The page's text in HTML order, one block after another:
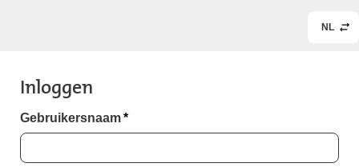
NL
Inloggen
Gebruikersnaam*